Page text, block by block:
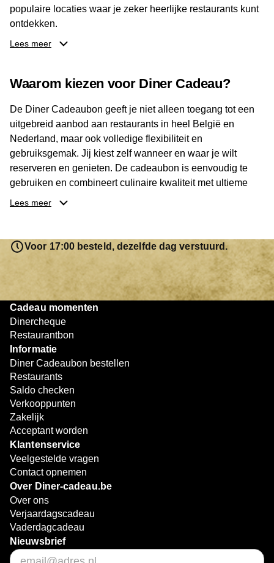
populaire locaties waar je zeker heerlijke restaurants kunt
ontdekken.
keukens en authentieke smaken in deze levendige
Restaurants in Gent– proef de sfeer van historische
straten en culinaire verrassingen langs het water.
Restaurants in Brugge– laat je verwennen door
gastronomie in een schilderachtige, middeleeuwse
setting.
Lees meer
Waarom kiezen voor Diner Cadeau?
De Diner Cadeaubon geeft je niet alleen toegang tot een
uitgebreid aanbod aan restaurants in heel België en
Nederland, maar ook volledige flexibiliteit en
gebruiksgemak. Jij kiest zelf wanneer en waar je wilt
reserveren en genieten. De cadeaubon is eenvoudig te
gebruiken en combineert culinaire kwaliteit met ultieme
vrijheid.
en proef het beste dat België te bieden heeft.Bestelnu
jouw Diner Cadeau en geef een cadeau dat altijd in de
smaak valt!
Lees meer
Voor 17:00 besteld, dezelfde dag verstuurd.
Cadeau momenten
Dinercheque
Restaurantbon
Informatie
Diner Cadeaubon bestellen
Restaurants
Saldo checken
Verkooppunten
Zakelijk
Acceptant worden
Klantenservice
Veelgestelde vragen
Contact opnemen
Over Diner-cadeau.be
Over ons
Verjaardagscadeau
Vaderdagcadeau
Nieuwsbrief